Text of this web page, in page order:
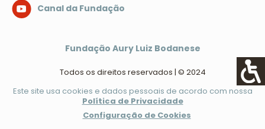
Canal da Fundação
Fundação Aury Luiz Bodanese
Todos os direitos reservados | © 2024
Este site usa cookies e dados pessoais de acordo com nossa
Política de Privacidade
Configuração de Cookies